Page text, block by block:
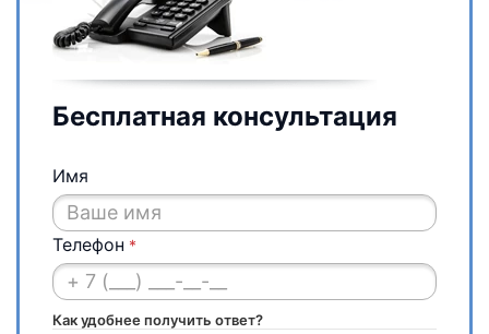
Бесплатная консультация
Имя
Телефон *
Как удобнее получить ответ?